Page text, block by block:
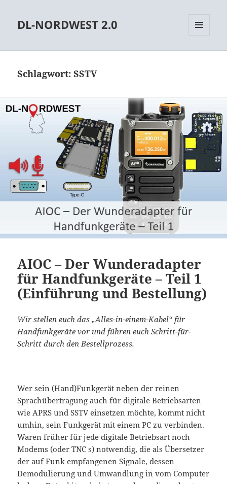
DL-NORDWEST 2.0
Schlagwort:SSTV
AIOC – Der Wunderadapter
für Handfunkgeräte – Teil 1
(Einführung und Bestellung)
Wir stellen euch das „Alles-in-einem-Kabel“ für
Handfunkgeräte vor und führen euch Schritt-für-
Schritt durch den Bestellprozess.
Wer sein (Hand)Funkgerät neben der reinen
Sprachübertragung auch für digitale Betriebsarten
wie APRS und SSTV einsetzen möchte, kommt nicht
umhin, sein Funkgerät mit einem PC zu verbinden.
Waren früher für jede digitale Betriebsart noch
Modems (oder TNC s) notwendig, die als Übersetzer
der auf Funk empfangenen Signale, dessen
Demodulierung und Umwandlung in vom Computer